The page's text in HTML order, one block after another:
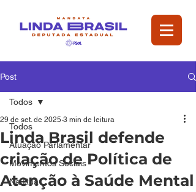
Post
Todos
Atuação Parlamentar
Movimentos Sociais
Na Rua
Todos
Linda Brasil defende
criação de Política de
Atenção à Saúde Mental
29 de set. de 2025 3 min de leitura